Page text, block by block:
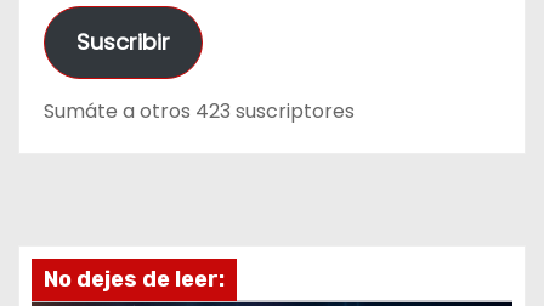
e
c
i
e
e
Suscribir
Sumáte a otros 423 suscriptores
No dejes de leer: